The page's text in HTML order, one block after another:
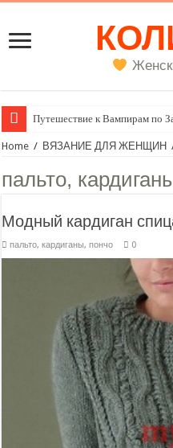
Женский внутренний голос
Home / ВЯЗАНИЕ ДЛЯ ЖЕНЩИН
пальто,
Модный кардиган
пальто, кардиганы, пончо 0